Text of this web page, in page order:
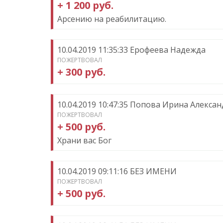
+ 1 200 руб.
Арсению на реабилитацию.
10.04.2019 11:35:33 Ерофеева Надежда
ПОЖЕРТВОВАЛ
+ 300 руб.
10.04.2019 10:47:35 Попова Ирина
ПОЖЕРТВОВАЛ
+ 500 руб.
Храни вас Бог
10.04.2019 09:11:16 БЕЗ ИМЕНИ
ПОЖЕРТВОВАЛ
+ 500 руб.